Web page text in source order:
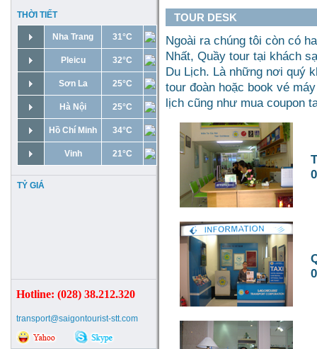
THỜI TIẾT
Nha Trang 31°C
Pleicu 32°C
Sơn La 25°C
Hà Nội 25°C
Hồ Chí Minh 34°C
Vinh 21°C
TỶ GIÁ
Hotline: (028) 38.212.320
transport@saigontourist-stt.com
TOUR DESK
Ngoài ra chúng tôi còn có
Nhất, Quầy tour tại khách
Du Lịch. Là những nơi quý
tour đoàn hoặc book vé
lịch cũng như mua coupon